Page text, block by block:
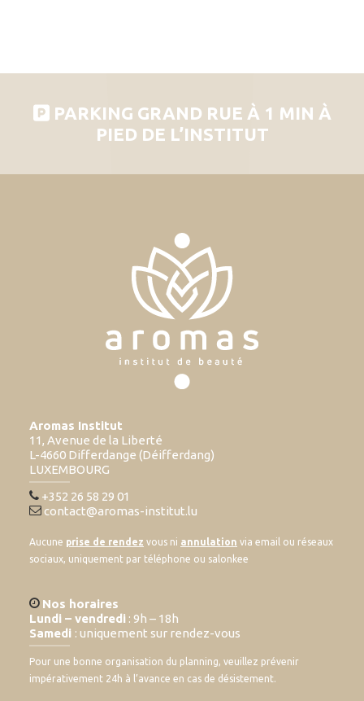
PARKING GRAND RUE À 1 MIN À
PIED DE L’INSTITUT
Aromas Institut
11, Avenue de la Liberté
L-4660 Differdange (Déifferdang)
LUXEMBOURG
+352 26 58 29 01
contact@aromas-institut.lu
Aucune prise de rendez vous ni annulation via email ou réseaux
sociaux, uniquement par téléphone ou salonkee
Nos horaires
Lundi – vendredi : 9h – 18h
Samedi : uniquement sur rendez-vous
Pour une bonne organisation du planning, veuillez prévenir
impérativement 24h à l’avance en cas de désistement.